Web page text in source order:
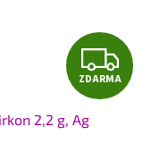
Z
D
ZDARMA
2,2 g, Ag